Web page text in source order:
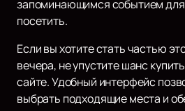
запоминающимся событием для
посетить.
Если вы хотите стать частью
вечера, не упустите шанс
сайте. Удобный интерфейс
выбрать подходящие места и